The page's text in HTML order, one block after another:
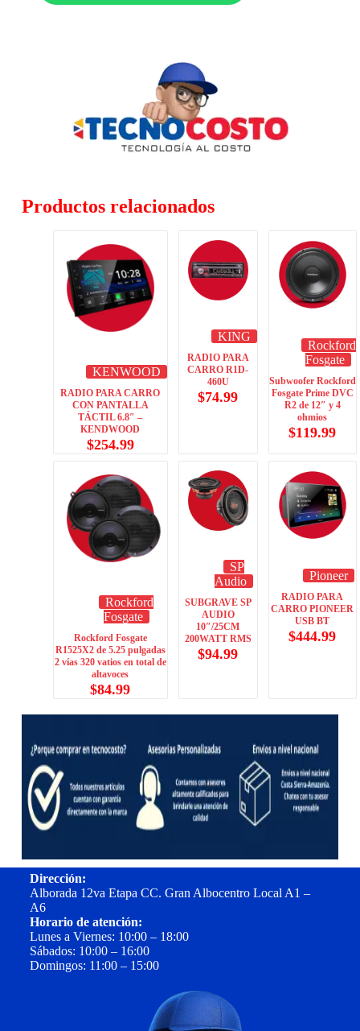
Productos relacionados
KENWOOD
RADIO PARA CARRO
CON PANTALLA
TÁCTIL 6.8″ –
KENDWOOD
$254.99
KING
RADIO PARA
CARRO R1D-
460U
$74.99
Rockford
Fosgate
Subwoofer Rockford
Fosgate Prime DVC
R2 de 12″ y 4
ohmios
$119.99
Rockford
Fosgate
Rockford Fosgate
R1525X2 de 5.25 pulgadas
2 vías 320 vatios en total de
altavoces
$84.99
SP
Audio
SUBGRAVE SP
AUDIO
10″/25CM
200WATT RMS
$94.99
Pioneer
RADIO PARA
CARRO PIONEER
USB BT
$444.99
Dirección:
Alborada 12va Etapa CC. Gran Albocentro Local A1 –
A6
Horario de atención:
Lunes a Viernes: 10:00 – 18:00
Sábados: 10:00 – 16:00
Domingos: 11:00 – 15:00